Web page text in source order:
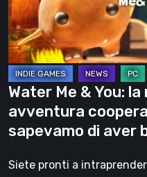
e
toccante
avventura
cooperativa
di
cui
non
sapevamo
Water Me & You:
avventura
sapevamo di aver
Siete pronti a